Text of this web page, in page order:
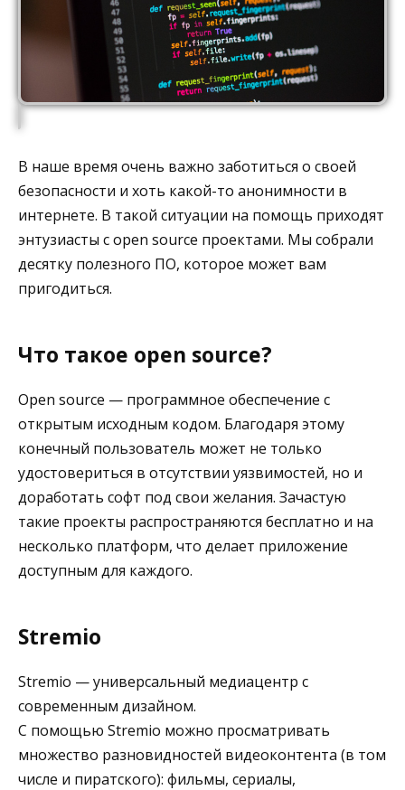
В наше время очень важно заботиться о своей
безопасности и хоть какой-то анонимности в
интернете. В такой ситуации на помощь приходят
энтузиасты с open source проектами. Мы собрали
десятку полезного ПО, которое может вам
пригодиться.
Что такое open source?
Open source — программное обеспечение с
открытым исходным кодом. Благодаря этому
конечный пользователь может не только
удостовериться в отсутствии уязвимостей, но и
доработать софт под свои желания. Зачастую
такие проекты распространяются бесплатно и на
несколько платформ, что делает приложение
доступным для каждого.
Stremio
Stremio — универсальный медиацентр с
современным дизайном.
С помощью Stremio можно просматривать
множество разновидностей видеоконтента (в том
числе и пиратского): фильмы, сериалы,